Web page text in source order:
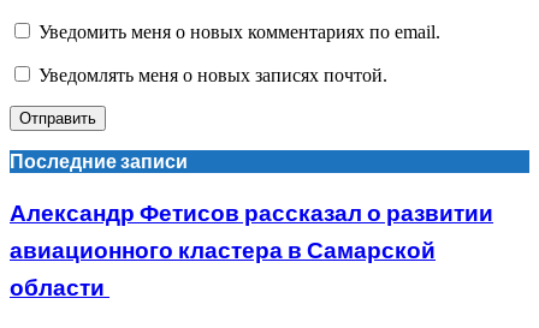
Уведомить меня о новых комментариях по email.
Уведомлять меня о новых записях почтой.
Последние записи
Александр Фетисов рассказал о развитии
авиационного кластера в Самарской
области